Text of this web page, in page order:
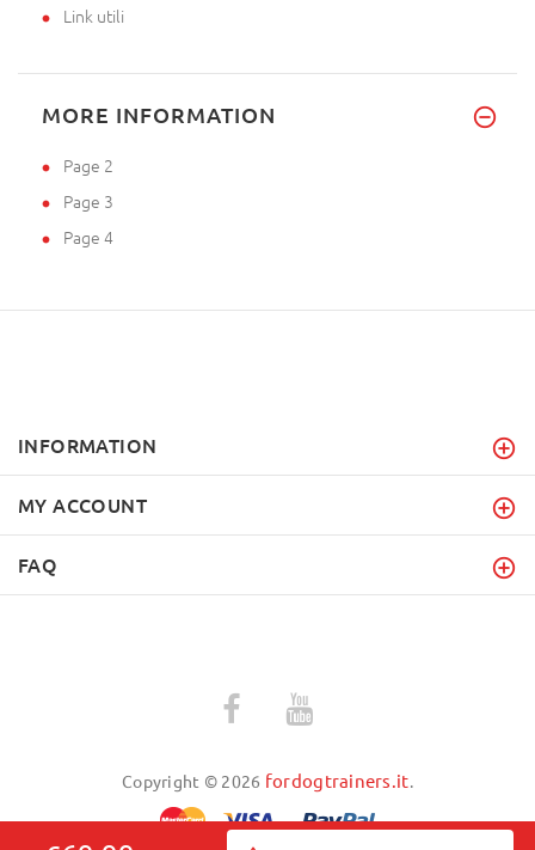
Link utili
MORE INFORMATION
Page 2
Page 3
Page 4
INFORMATION
MY ACCOUNT
FAQ
Copyright © 2026 fordogtrainers.it